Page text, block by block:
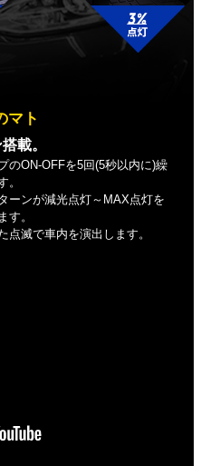
マト
載。
のON-OFFを5回(5秒以内に)繰
。
ーンが減光点灯～MAX点灯を
す。
点滅で車内を演出します。